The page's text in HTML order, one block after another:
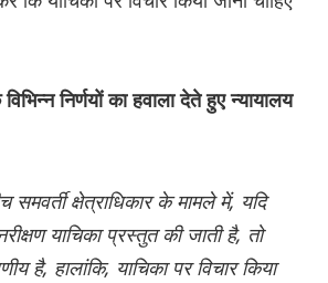
निर्णयों का हवाला देते हुए न्यायालय
समवर्ती क्षेत्राधिकार के मामले में, यदि
याचिका प्रस्तुत की जाती है, तो
है, हालांकि, याचिका पर विचार किया